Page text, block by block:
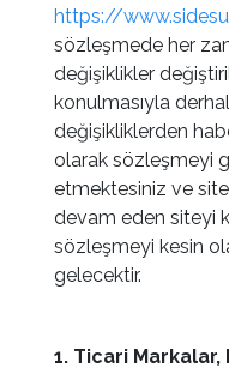
https://
sözleşmede her
değişiklikler
konulmasıyla
değişikliklerden
olarak sözleşmeyi
etmektesiniz ve
devam eden siteyi
sözleşmeyi kesin
gelecektir.
1. Ticari Markalar,